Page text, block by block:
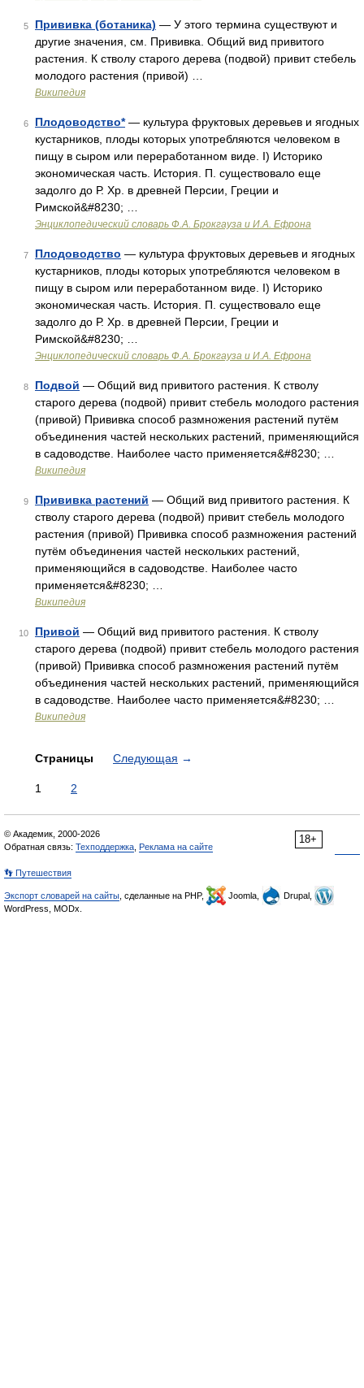
5 Прививка (ботаника) — У этого термина существуют и
другие значения, см. Прививка. Общий вид привитого
растения. К стволу старого дерева (подвой) привит стебель
молодого растения (привой) …
Википедия
6 Плодоводство*— культура фруктовых деревьев и ягодных
кустарников, плоды которых употребляются человеком в
пищу в сыром или переработанном виде. I) Историко
экономическая часть. История. П. существовало еще
задолго до Р. Хр. в древней Персии, Греции и
Римской&#8230; …
Энциклопедический словарь Ф.А. Брокгауза и И.А. Ефрона
7 Плодоводство — культура фруктовых деревьев и ягодных
кустарников, плоды которых употребляются человеком в
пищу в сыром или переработанном виде. I) Историко
экономическая часть. История. П. существовало еще
задолго до Р. Хр. в древней Персии, Греции и
Римской&#8230; …
Энциклопедический словарь Ф.А. Брокгауза и И.А. Ефрона
8 Подвой — Общий вид привитого растения. К стволу
старого дерева (подвой) привит стебель молодого растения
(привой) Прививка способ размножения растений путём
объединения частей нескольких растений, применяющийся
в садоводстве. Наиболее часто применяется&#8230; …
Википедия
9 Прививка растений — Общий вид привитого растения. К
стволу старого дерева (подвой) привит стебель молодого
растения (привой) Прививка способ размножения растений
путём объединения частей нескольких растений,
применяющийся в садоводстве. Наиболее часто
применяется&#8230; …
Википедия
10 Привой — Общий вид привитого растения. К стволу
старого дерева (подвой) привит стебель молодого растения
(привой) Прививка способ размножения растений путём
объединения частей нескольких растений, применяющийся
в садоводстве. Наиболее часто применяется&#8230; …
Википедия
Страницы Следующая →
1 2
18+
© Академик, 2000-2026
Обратная связь: Техподдержка Реклама на сайте
👣 Путешествия
Экспорт словарей на сайты , сделанные на PHP, Joomla,
Drupal,
WordPress, MODx.